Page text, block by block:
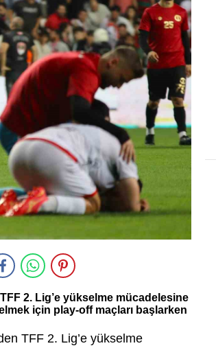
2. Lig’e yükselme mücadelesine
için play-off maçları başlarken
TFF 2. Lig’e yükselme